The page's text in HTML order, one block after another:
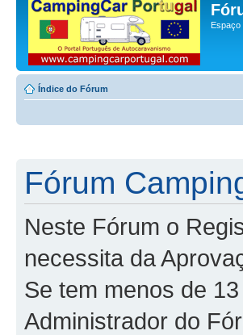
Espaço
Índice do Fórum
Fórum
Neste Fórum o
necessita da
Se tem menos de
Administrador do